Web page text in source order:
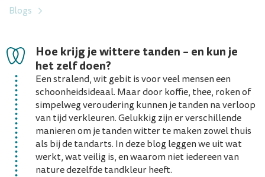
Blogs
Hoe krijg je wittere tanden – en kun je
het zelf doen?
Een stralend, wit gebit is voor veel mensen een
schoonheidsideaal. Maar door koffie, thee, roken of
simpelweg veroudering kunnen je tanden na verloop
van tijd verkleuren. Gelukkig zijn er verschillende
manieren om je tanden witter te maken zowel thuis
als bij de tandarts. In deze blog leggen we uit wat
werkt, wat veilig is, en waarom niet iedereen van
nature dezelfde tandkleur heeft.